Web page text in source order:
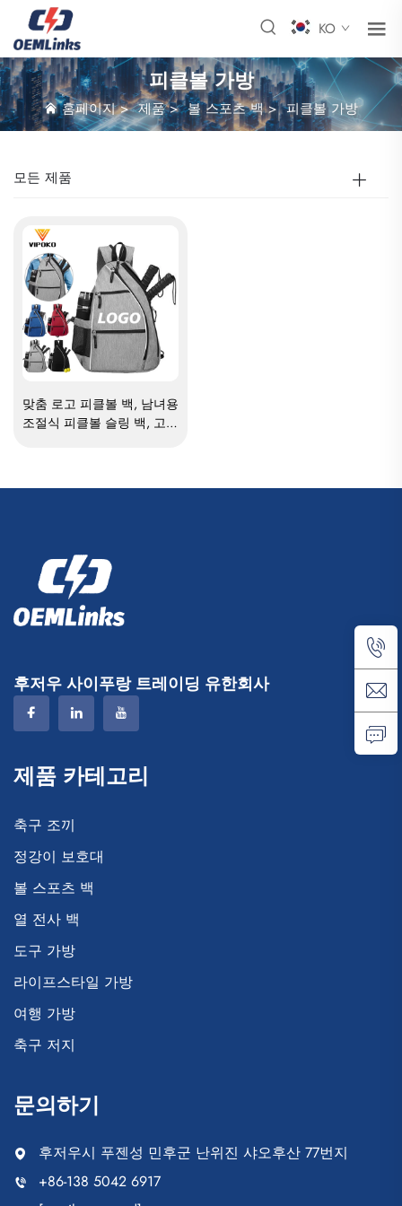
KO
피클볼 가방
홈페이지>제품>볼 스포츠 백>피클볼 가방
모든 제품
맞춤 로고 피클볼 백, 남녀용
조절식 피클볼 슬링 백, 고품
후저우 사이푸랑 트레이딩 유한회사
제품 카테고리
축구 조끼
정강이 보호대
볼 스포츠 백
열 전사 백
도구 가방
라이프스타일 가방
여행 가방
축구 저지
문의하기
후저우시 푸젠성 민후군 난위진 샤오후산 77번지
+86-138 5042 6917